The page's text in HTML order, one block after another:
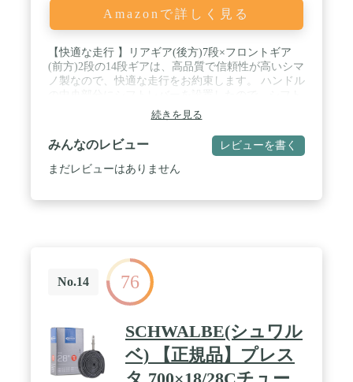
Amazonで詳しく見る
【快適な走行 】リアギア(後方)7段×フロントギア
(前方)2段の14段ギアは、高品質で信頼性が高いシマ
ノ製なので、快適な走行をお約束します。 ハンドル
チェンジの際に手を放す必要はありません。 / 【軽
量化を実現、振動吸収 】フレームにスチールを使用
することでスタイリッシュな細身シルエットと軽量
化を実現。 さらにスチールフレームは振動を吸収し
てくれる能力が高いので、地面からの衝撃を適度に
ているのでしっかりとした握り心地を実現してくれ
ます。 初心者でも安心の補助ブレーキなので、操作
に不安をお持ちの方のために、ハンドル水平部分に
も補助ブレーキを搭載しています。 ロードバイク初
してお使いいただけます。 / 【サイズ】 本体サイズ
長さ：約1720mm×幅：約450mm×高さ：880mm～
920mm サドル高さ：約800mm～約920mm ハンドル
高さ：約880mm～約920mm 総重量：約16.5kg 適応
続きを見る
みんなのレビュー レビューを書く
まだレビューはありません
No.14 76
SCHWALBE(シュワル
ベ) 【正規品】プレス